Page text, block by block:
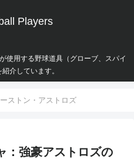
Players
使用する野球道具（グローブ、スパイ
介しています。
ストン・アストロズ
：強豪アストロズの